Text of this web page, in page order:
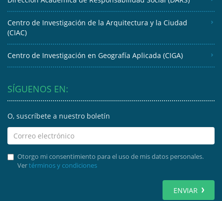
Centro de Investigación de la Arquitectura y la Ciudad
(CIAC)
Centro de Investigación en Geografía Aplicada (CIGA)
SÍGUENOS EN:
O, suscríbete a nuestro boletín
Otorgo mi consentimiento para el uso de mis datos personales.
Vertérminos y condiciones
ENVIAR